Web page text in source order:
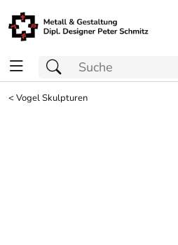
<Vogel Skulpturen